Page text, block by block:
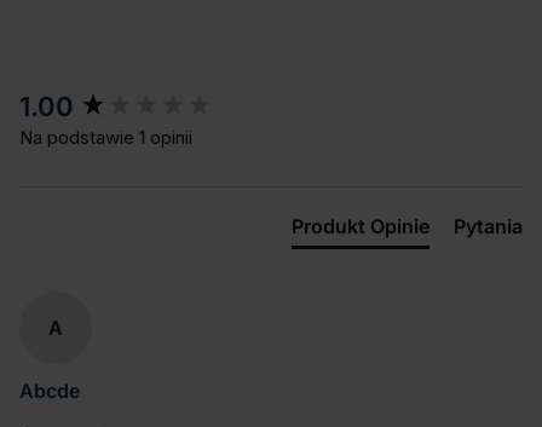
1.00
Na podstawie 1 opinii
Produkt Opinie Pytania
A
Abcde
New content loaded